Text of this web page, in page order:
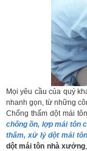
Mọi yêu cầu của quý
nhanh gọn, từ những
Chống thấm dột mái
chống ồn, lợp mái tôn
thấm, xử lý dột mái
dột mái tôn nhà xưởng,